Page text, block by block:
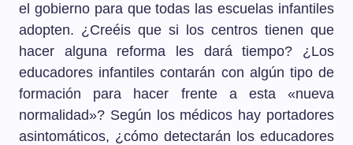
el gobierno para que todas las escuelas infantiles
adopten. ¿Creéis que si los centros tienen que
hacer alguna reforma les dará tiempo? ¿Los
educadores infantiles contarán con algún tipo de
formación para hacer frente a esta «nueva
normalidad»? Según los médicos hay portadores
asintomáticos, ¿cómo detectarán los educadores